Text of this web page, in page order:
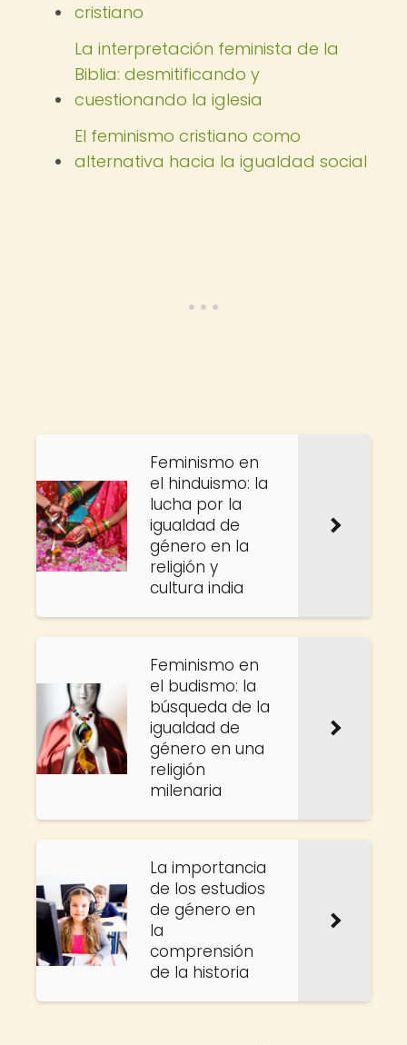
cristiano
La interpretación feminista de la
Biblia: desmitificando y
cuestionando la iglesia
El feminismo cristiano como
alternativa hacia la igualdad social
Feminismo en
el hinduismo: la
lucha por la
igualdad de
género en la
religión y
cultura india
Feminismo en
el budismo: la
búsqueda de la
igualdad de
género en una
religión
milenaria
La importancia
de los estudios
de género en
la
comprensión
de la historia